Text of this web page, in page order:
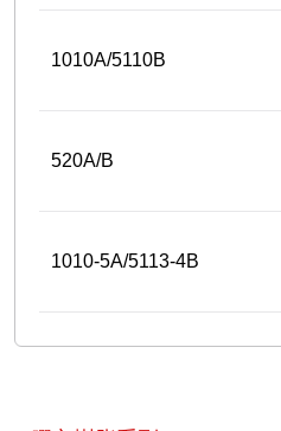
1010A/5110B
520A/B
1010-5A/5113-4B